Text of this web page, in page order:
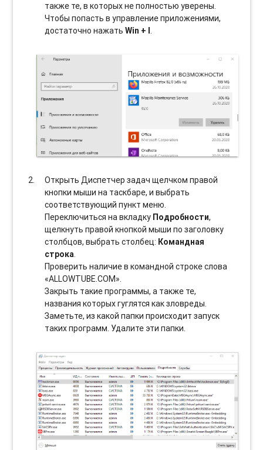
также те, в которых не полностью уверены.
Чтобы попасть в управление приложениями,
достаточно нажатьWin + I.
Открыть Диспетчер задач щелчком правой
кнопки мыши на таскбаре, и выбрать
соотвeтствующий пункт меню.
Переключиться на вкладку Подробности,
щелкнуть правой кнопкой мыши по заголовку
столбцов, выбрать столбец: Командная
строка.
Проверить наличие в командной строке слова
«ALLOWTUBE.COM».
Закрыть такие программы, а также те,
названия которых гуглятся как зловреды.
Заметьте, из какой папки происходит запуск
таких программ. Удалите эти папки.